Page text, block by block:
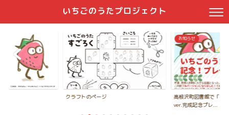
いちごのうたプロジェクト
クラフトのページ
お知らせ
高根沢町図書館で「い
ver.完成記念プレ...